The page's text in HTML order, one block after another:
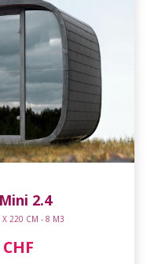
2.4
220 CM - 8 M3